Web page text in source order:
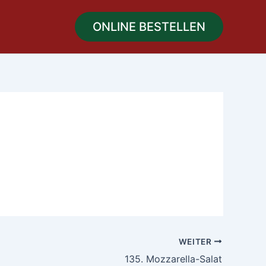
ONLINE BESTELLEN
WEITER
135. Mozzarella-Salat